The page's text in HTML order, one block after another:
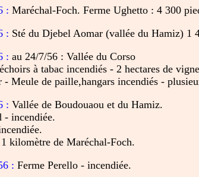
: Maréchal-Foch. Ferme Ughetto : 4 300
: Sté du Djebel Aomar (vallée du Hamiz) 1
: au 24/7/56 : Vallée du Corso
à tabac incendiés - 2 hectares de
Meule de paille,hangars incendiés -
: Vallée de Boudouaou et du Hamiz.
- incendiée.
kilomètre de Maréchal-Foch.
: Ferme Perello - incendiée.